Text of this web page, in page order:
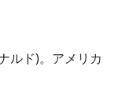
ルド)。アメリカ